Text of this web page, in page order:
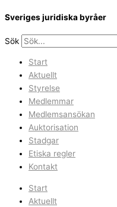
Sveriges juridiska byråer
Sök
Start
Aktuellt
Styrelse
Medlemmar
Medlemsansökan
Auktorisation
Stadgar
Etiska regler
Kontakt
Start
Aktuellt